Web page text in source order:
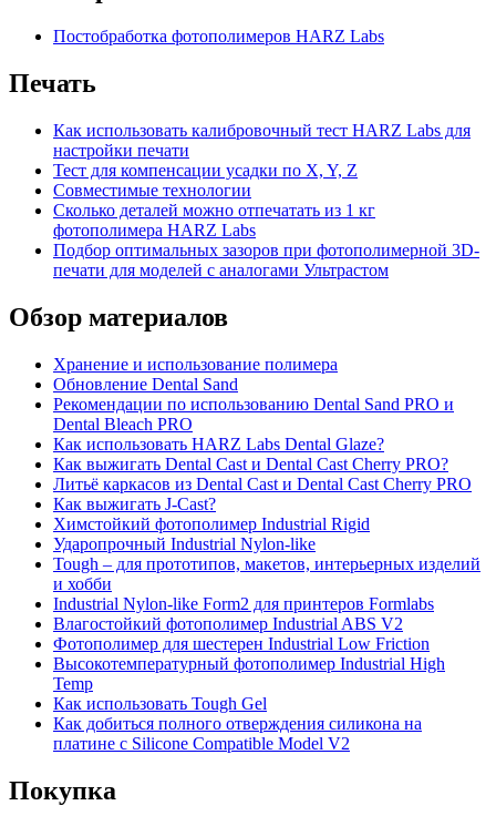
Постобработка фотополимеров HARZ Labs
Печать
Как использовать калибровочный тест HARZ Labs для
настройки печати
Тест для компенсации усадки по X, Y, Z
Совместимые технологии
Сколько деталей можно отпечатать из 1 кг
фотополимера HARZ Labs
Подбор оптимальных зазоров при фотополимерной 3D-
печати для моделей с аналогами Ультрастом
Обзор материалов
Хранение и использование полимера
Обновление Dental Sand
Рекомендации по использованию Dental Sand PRO и
Dental Bleach PRO
Как использовать HARZ Labs Dental Glaze?
Как выжигать Dental Cast и Dental Cast Cherry PRO?
Литьё каркасов из Dental Cast и Dental Cast Cherry PRO
Как выжигать J-Cast?
Химстойкий фотополимер Industrial Rigid
Ударопрочный Industrial Nylon-like
Tough – для прототипов, макетов, интерьерных изделий
и хобби
Industrial Nylon-like Form2 для принтеров Formlabs
Влагостойкий фотополимер Industrial ABS V2
Фотополимер для шестерен Industrial Low Friction
Высокотемпературный фотополимер Industrial High
Temp
Как использовать Tough Gel
Как добиться полного отверждения силикона на
платине с Silicone Compatible Model V2
Покупка